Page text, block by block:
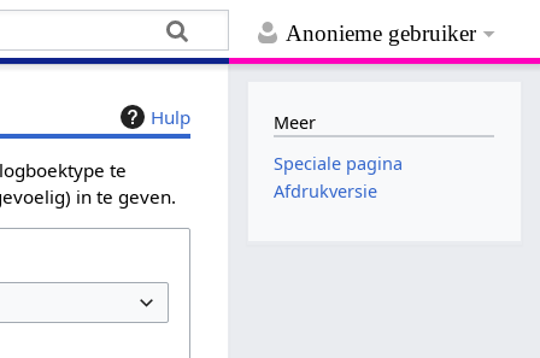
Anonieme gebruiker
Hulp
te
in te geven.
Meer
Speciale pagina
Afdrukversie